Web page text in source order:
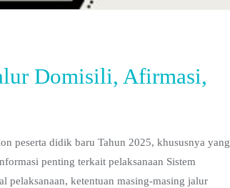
Domisili, Afirmasi,
peserta didik baru Tahun 2025, khususnya yang
penting terkait pelaksanaan Sistem
pelaksanaan, ketentuan masing-masing jalur